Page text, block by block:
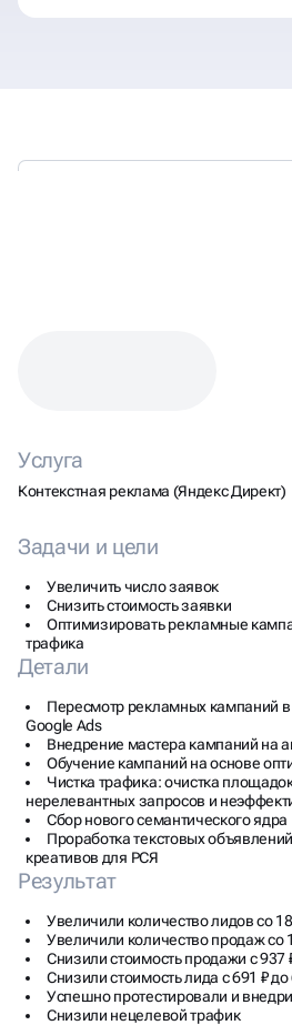
Услуга
Контекстная реклама (Яндекс Директ)
Задачи и цели
Увеличить число заявок
Снизить стоимость заявки
Оптимизировать рекламные
трафика
Детали
Пересмотр рекламных кампаний в
Google Ads
Внедрение мастера кампаний на
Обучение кампаний на основе
Чистка трафика: очистка
нерелевантных запросов и
Сбор нового семантического ядра
Проработка текстовых
креативов для РСЯ
Результат
Увеличили количество лидов со
Увеличили количество продаж со
Снизили стоимость продажи с 937
Снизили стоимость лида с 691 ₽ до
Успешно протестировали и
Снизили нецелевой трафик